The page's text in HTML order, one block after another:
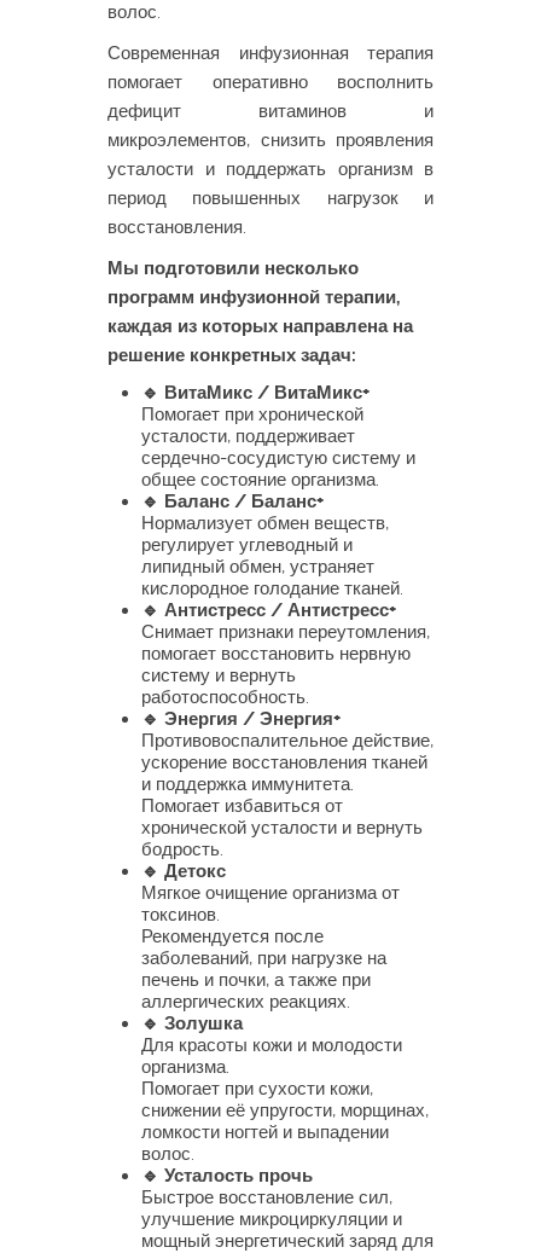
волос.
Современная инфузионная терапия
помогает оперативно восполнить
дефицит витаминов и
микроэлементов, снизить проявления
усталости и поддержать организм в
период повышенных нагрузок и
восстановления.
Мы подготовили несколько
программ инфузионной терапии,
каждая из которых направлена на
решение конкретных задач:
🔹 ВитаМикс / ВитаМикс+
Помогает при хронической
усталости, поддерживает
сердечно-сосудистую систему и
общее состояние организма.
🔹 Баланс / Баланс+
Нормализует обмен веществ,
регулирует углеводный и
липидный обмен, устраняет
кислородное голодание тканей.
🔹 Антистресс / Антистресс+
Снимает признаки переутомления,
помогает восстановить нервную
систему и вернуть
работоспособность.
🔹 Энергия / Энергия+
Противовоспалительное действие,
ускорение восстановления тканей
и поддержка иммунитета.
Помогает избавиться от
хронической усталости и вернуть
бодрость.
🔹 Детокс
Мягкое очищение организма от
токсинов.
Рекомендуется после
заболеваний, при нагрузке на
печень и почки, а также при
аллергических реакциях.
🔹 Золушка
Для красоты кожи и молодости
организма.
Помогает при сухости кожи,
снижении её упругости, морщинах,
ломкости ногтей и выпадении
волос.
🔹 Усталость прочь
Быстрое восстановление сил,
улучшение микроциркуляции и
мощный энергетический заряд для